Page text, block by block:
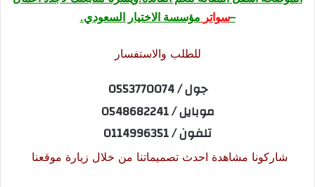
–سواتر مؤسسة الاختيار السعودي.
للطلب والاستفسار
جول / 0553770074
موبايل / 0548682241
تلفون / 0114996351
شاركونا مشاهدة احدث تصميماتنا من خلال زيارة موقعنا